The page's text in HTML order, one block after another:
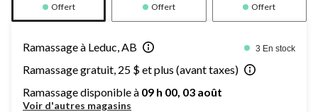
Offert Offert Offert
Ramassage à Leduc, AB 3 En stock
Ramassage gratuit, 25 $ et plus (avant taxes)
Ramassage disponible à 09 h 00, 03 août
Voir d'autres magasins